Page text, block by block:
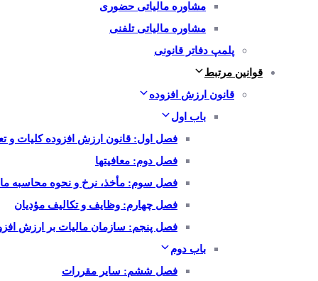
مشاوره مالیاتی حضوری
مشاوره مالیاتی تلفنی
پلمپ دفاتر قانونی
قوانین مرتبط
قانون ارزش افزوده
باب اول
فصل اول: قانون ارزش افزوده کلیات و
فصل دوم: معافیتها
فصل سوم: مأخذ، نرخ و نحوه محاسبه
فصل چهارم: وظایف و تکالیف مؤدیان
فصل پنجم: سازمان مالیات بر ارزش
باب دوم
فصل ششم: سایر مقررات